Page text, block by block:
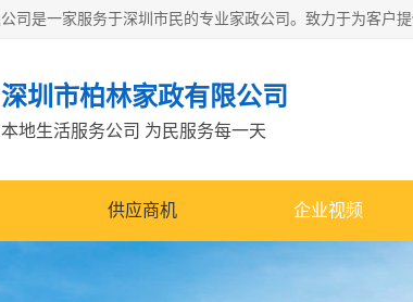
深圳市柏林家政有限公司
本地生活服务公司 为民服务每一天
供应商机 企业视频